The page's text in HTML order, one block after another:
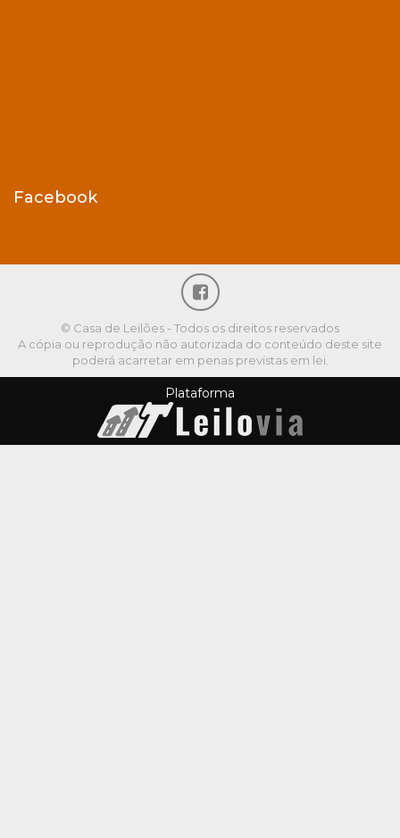
Facebook
© Casa de Leilões - Todos os direitos reservados
A cópia ou reprodução não autorizada do conteúdo deste site
poderá acarretar em penas previstas em lei.
Plataforma